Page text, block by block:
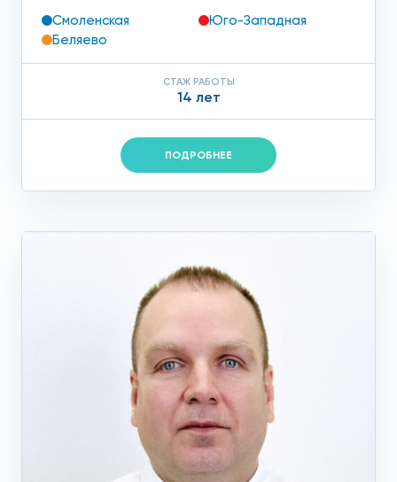
Смоленская
Юго-Западная
Беляево
СТАЖ РАБОТЫ
14 лет
ПОДРОБНЕЕ